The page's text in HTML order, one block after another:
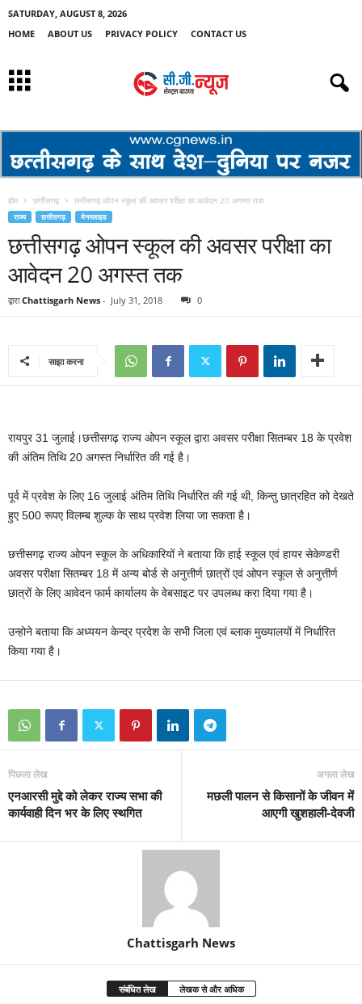
SATURDAY, AUGUST 8, 2026
HOME
ABOUT US PRIVACY POLICY CONTACT US
होम छत्तीसगढ़ छत्तीसगढ़ ओपन स्कूल की अवसर परीक्षा का आवेदन 20 अगस्त तक
राज्य छत्तीसगढ़ मेनस्लाइड
छत्तीसगढ़ ओपन स्कूल की अवसर परीक्षा का
आवेदन 20 अगस्त तक
द्वारा Chattisgarh News - July 31, 2018 0
साझा करना
रायपुर 31 जुलाई।छत्तीसगढ़ राज्य ओपन स्कूल द्वारा अवसर परीक्षा सितम्बर 18 के प्रवेश
की अंतिम तिथि 20 अगस्त निर्धारित की गई है।
पूर्व में प्रवेश के लिए 16 जुलाई अंतिम तिथि निर्धारित की गई थी, किन्तु छात्रहित को देखते
हुए 500 रूपए विलम्ब शुल्क के साथ प्रवेश लिया जा सकता है।
छत्तीसगढ़ राज्य ओपन स्कूल के अधिकारियों ने बताया कि हाई स्कूल एवं हायर सेकेण्डरी
अवसर परीक्षा सितम्बर 18 में अन्य बोर्ड से अनुत्तीर्ण छात्रों एवं ओपन स्कूल से अनुत्तीर्ण
छात्रों के लिए आवेदन फार्म कार्यालय के वेबसाइट पर उपलब्ध करा दिया गया है।
उन्होने बताया कि अध्ययन केन्द्र प्रदेश के सभी जिला एवं ब्लाक मुख्यालयों में निर्धारित
किया गया है।
पिछला लेख
एनआरसी मुद्दे को लेकर राज्य सभा की
कार्यवाही दिन भर के लिए स्थगित
अगला लेख
मछली पालन से किसानों के जीवन में
आएगी खुशहाली-देवजी
Chattisgarh News
संबंधित लेख लेखक से और अधिक